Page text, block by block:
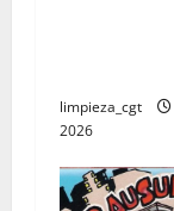
limpieza_cgt
2026